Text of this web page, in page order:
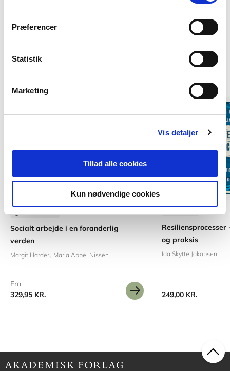
Præferencer
Statistik
Marketing
Vis detaljer
Tillad alle cookies
Kun nødvendige cookies
Socialt arbejde i en foranderlig
verden
Margit Harder Maria Appel Nissen
Fra
329,95 KR.
og praksis
Ida Skytte Jakobsen
249,00 KR.